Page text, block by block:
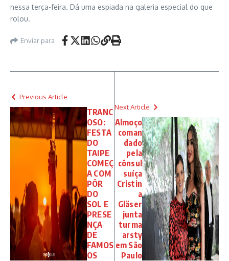
nessa terça-feira. Dá uma espiada na galeria especial do que
rolou.
Enviar para
Previous Article
TRANC
OSO:
FESTA
DO
TAIPE
COMEÇ
A COM
PÔR
DO
SOL E
PRESE
NÇA
DE
FAMOS
OS
Next Article
Almoço
coman
dado
pela
cônsul
suíça
Cristin
a
Gläser
junta
turma
arsty
em São
Paulo